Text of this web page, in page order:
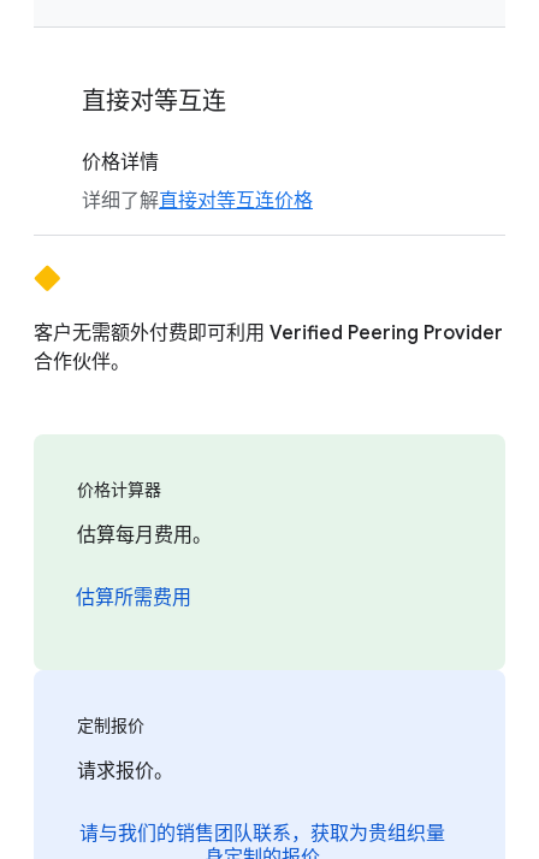
直接对等互连
价格详情
详细了解直接对等互连价格
客户无需额外付费即可利用 Verified Peering Provider
合作伙伴。
价格计算器
估算每月费用。
估算所需费用
定制报价
请求报价。
请与我们的销售团队联系，获取为贵组织量